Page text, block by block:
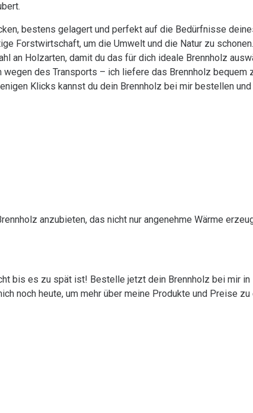
bestens gelagert und perfekt auf die Bedürfnisse
Forstwirtschaft, um die Umwelt und die Natur zu schonen.
an Holzarten, damit du das für dich ideale Brennholz
wegen des Transports – ich liefere das Brennholz bequem
Klicks kannst du dein Brennholz bei mir bestellen
anzubieten, das nicht nur angenehme Wärme
bis es zu spät ist! Bestelle jetzt dein Brennholz bei mir
noch heute, um mehr über meine Produkte und Preise